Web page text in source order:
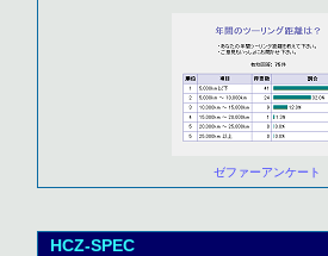
ゼファーアンケート
HCZ-SPEC